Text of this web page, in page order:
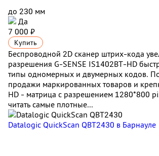
до 230 мм
Да
7 000 ₽
Купить
Беспроводной 2D сканер штрих-кода
разрешения G-SENSE IS1402BT-HD
типы одномерных и двумерных кодов.
продажи маркированных товаров и
HD - матрица с разрешением 1280*800
читать самые плотные...
Datalogic QuickScan QBT2430 в Барнауле